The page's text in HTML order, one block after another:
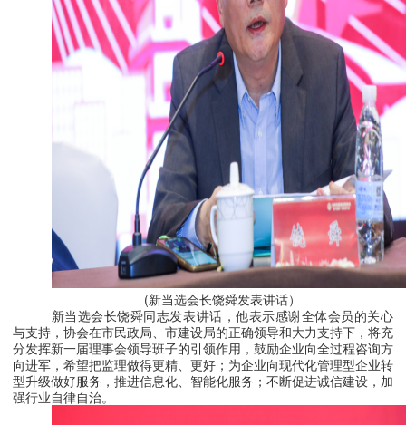
(新当选会长饶舜发表讲话）
新当选会长饶舜同志发表讲话，他表示感谢全体会员的关心
与支持，协会在市民政局、市建设局的正确领导和大力支持下，将充
分发挥新一届理事会领导班子的引领作用，鼓励企业向全过程咨询方
向进军，希望把监理做得更精、更好；为企业向现代化管理型企业转
型升级做好服务，推进信息化、智能化服务；不断促进诚信建设，加
强行业自律自治。